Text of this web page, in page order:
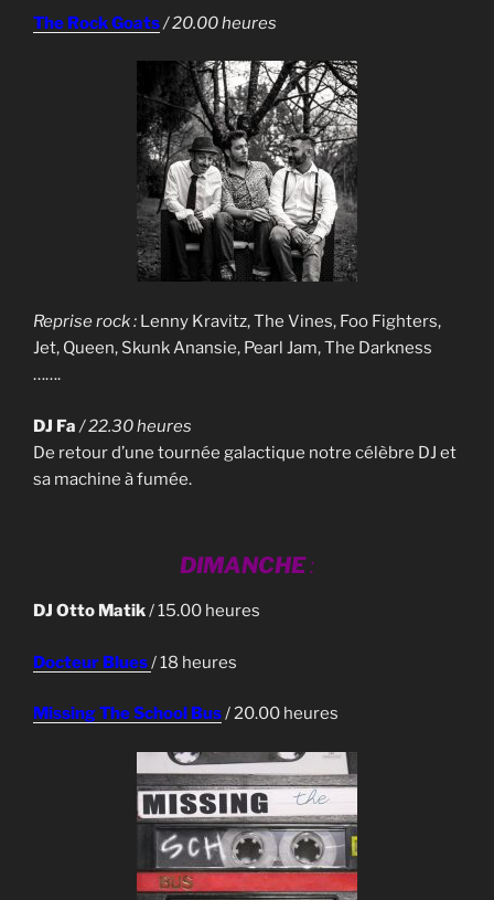
The Rock Goats/ 20.00 heures
Reprise rock : Lenny Kravitz, The Vines, Foo Fighters,
Jet, Queen, Skunk Anansie, Pearl Jam, The Darkness
…….
DJ Fa / 22.30 heures
De retour d’une tournée galactique notre célèbre DJ et
sa machine à fumée.
DIMANCHE:
DJ Otto Matik/ 15.00 heures
Docteur Blues/ 18 heures
Missing The School Bus/ 20.00 heures